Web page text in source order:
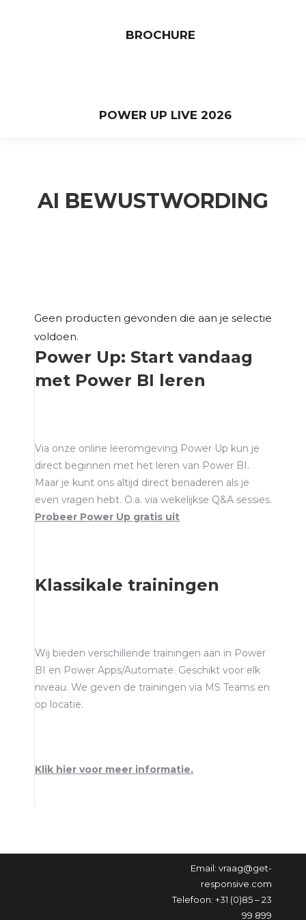
BROCHURE
POWER UP LIVE 2026
AI BEWUSTWORDING
Geen producten gevonden die aan je selectie
voldoen.
Power Up: Start vandaag
met Power BI leren
Via onze online leeromgeving Power Up kun je
direct beginnen met het leren van Power BI.
Maar je kunt ons altijd direct benaderen als je
even vragen hebt. O.a. via wekelijkse Q&A sessies.
Probeer Power Up gratis uit
Klassikale trainingen
Wij bieden verschillende trainingen aan in Power
BI en Power Apps/Automate. Geschikt voor elk
niveau. We geven de trainingen via MS Teams en
op locatie.
Klik hier voor meer informatie.
Email: vraag@get-
responsive.com
Telefoon: +31 (0)85 – 23
99 899